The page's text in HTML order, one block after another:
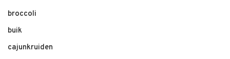
broccoli
buik
cajunkruiden